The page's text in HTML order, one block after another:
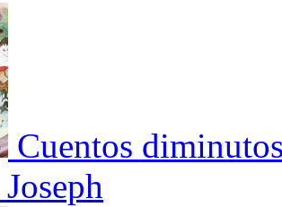
Cuentos